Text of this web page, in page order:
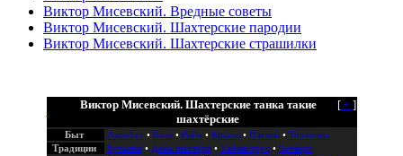
Виктор Мисевский. Вредные советы
Виктор Мисевский. Шахтерские пародии
Виктор Мисевский. Шахтерские страшилки
[+ ]
Виктор Мисевский. Шахтерские танка такие
шахтёрские
Быт Автобус• Баня• Роба• Крысы• Насвай• Тормозок
Традиции
Бутылёк• День шахтёра• Табакотрус• Четверг